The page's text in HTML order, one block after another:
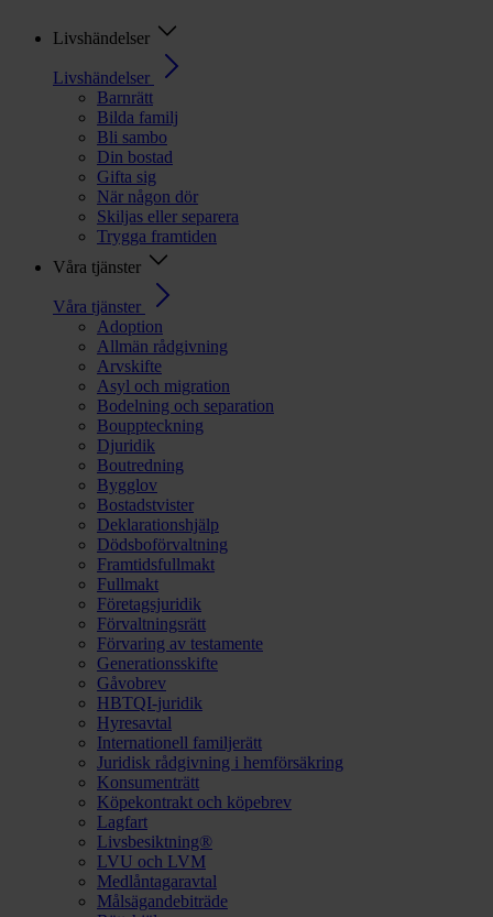
Livshändelser
Livshändelser
Barnrätt
Bilda familj
Bli sambo
Din bostad
Gifta sig
När någon dör
Skiljas eller separera
Trygga framtiden
Våra tjänster
Våra tjänster
Adoption
Allmän rådgivning
Arvskifte
Asyl och migration
Bodelning och separation
Bouppteckning
Djuridik
Boutredning
Bygglov
Bostadstvister
Deklarationshjälp
Dödsboförvaltning
Framtidsfullmakt
Fullmakt
Företagsjuridik
Förvaltningsrätt
Förvaring av testamente
Generationsskifte
Gåvobrev
HBTQI-juridik
Hyresavtal
Internationell familjerätt
Juridisk rådgivning i hemförsäkring
Konsumenträtt
Köpekontrakt och köpebrev
Lagfart
Livsbesiktning®
LVU och LVM
Medlåntagaravtal
Målsägandebiträde